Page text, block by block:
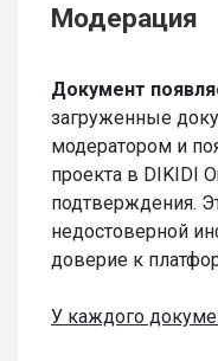
Модерация
Документ
загруженные
модератором и
проекта в DIKIDI
подтверждения.
недостоверной
доверие к
У каждого